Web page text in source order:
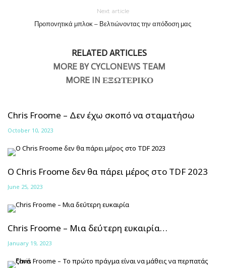
Next article
Προπονητικά μπλοκ – Βελτιώνοντας την απόδοση μας
RELATED ARTICLES
MORE BY CYCLONEWS TEAM
MORE IN ΕΞΩΤΕΡΙΚΟ
Chris Froome – Δεν έχω σκοπό να σταματήσω
October 10, 2023
Ο Chris Froome δεν θα πάρει μέρος στο TDF 2023
June 25, 2023
Chris Froome – Μια δεύτερη ευκαιρία…
January 19, 2023